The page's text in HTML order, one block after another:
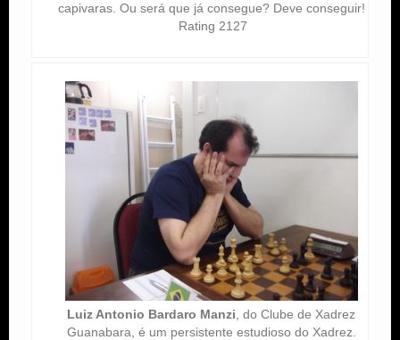
capivaras. Ou será que já consegue? Deve conseguir!
Rating 2127
Luiz Antonio Bardaro Manzi , do Clube de Xadrez
Guanabara, é um persistente estudioso do Xadrez.